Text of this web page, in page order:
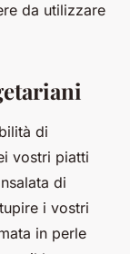
da utilizzare
di
vostri piatti
di
i vostri
in perle